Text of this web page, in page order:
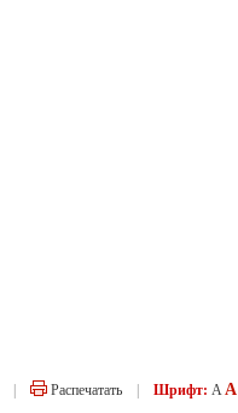
Распечатать Шрифт: A A